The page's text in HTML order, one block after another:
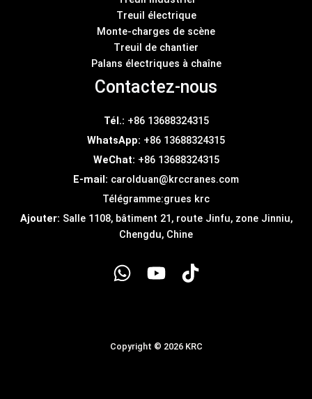
Treuil électrique
Monte-charges de scène
Treuil de chantier
Palans électriques à chaîne
Contactez-nous
Tél.: +86 13688324315
WhatsApp: +86 13688324315
WeChat: +86 13688324315
E-mail: carolduan@krccranes.com
Télégramme:grues krc
Ajouter: Salle 1108, bâtiment 21, route Jinfu, zone Jinniu,
Chengdu, Chine
Copyright © 2026 KRC